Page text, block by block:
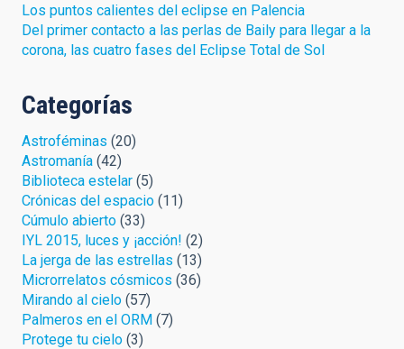
Los puntos calientes del eclipse en Palencia
Del primer contacto a las perlas de Baily para llegar a la
corona, las cuatro fases del Eclipse Total de Sol
Categorías
Astroféminas (20)
Astromanía (42)
Biblioteca estelar (5)
Crónicas del espacio (11)
Cúmulo abierto (33)
IYL 2015, luces y ¡acción! (2)
La jerga de las estrellas (13)
Microrrelatos cósmicos (36)
Mirando al cielo (57)
Palmeros en el ORM (7)
Protege tu cielo (3)